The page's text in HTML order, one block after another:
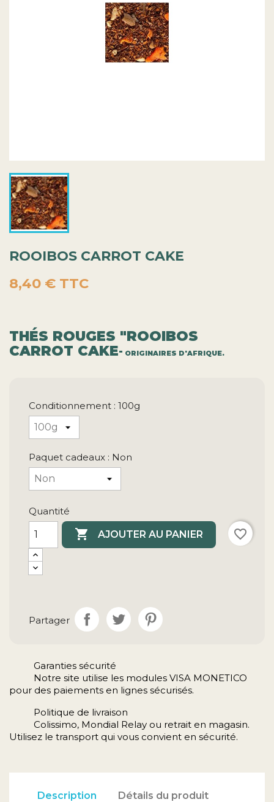
ROOIBOS CARROT CAKE
8,40 € TTC
THÉS ROUGES "ROOIBOS
CARROT CAKE" ORIGINAIRES D'AFRIQUE.
Conditionnement : 100g
Paquet cadeaux : Non
Quantité
 AJOUTER AU PANIER favorite_border
Partager
Garanties sécurité
Notre site utilise les modules VISA MONETICO
pour des paiements en lignes sécurisés.
Politique de livraison
Colissimo, Mondial Relay ou retrait en magasin.
Utilisez le transport qui vous convient en sécurité.
Description Détails du produit